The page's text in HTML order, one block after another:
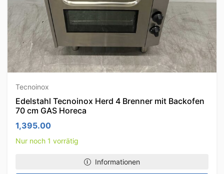
Tecnoinox
Edelstahl Tecnoinox Herd 4 Brenner mit Backofen
70 cm GAS Horeca
1,395.00
Nur noch 1 vorrätig
Informationen